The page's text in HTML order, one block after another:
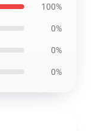
100%
0%
0%
0%